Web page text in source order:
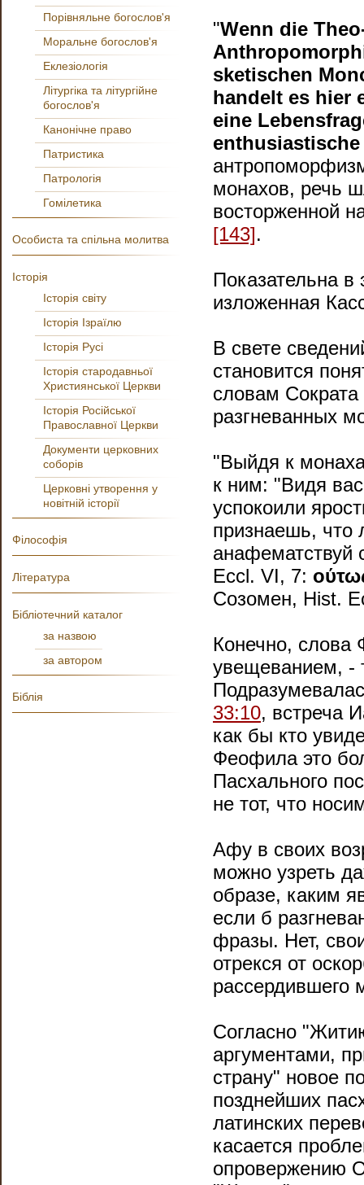
"Wenn die
sketischen
handelt es hier
eine
монахов, речь
восторженной
[143].
Показательна
изложенная
В свете
становится
словам
разгневанных
"Выйдя к
к ним: "Видя
успокоили
признаешь, что
анафематствуй
Eccl. VI, 7:
Созомен, Hist.
Конечно, слова
увещеванием, -
33:10, встреча
как бы кто
Феофила это
Пасхального
не тот, что
Афу в своих
можно узреть
образе, каким
если б
фразы. Нет,
отрекся от
рассердившего
Согласно
аргументами,
страну" новое
позднейших
латинских
касается
опровержению
Порівняльне богослов'я
Моральне богослов'я
Еклезіологія
Літургіка та літургійне
богослов'я
Канонічне право
Патристика
Патрологія
Гомілетика
Особиста та спільна молитва
Історія
Історія світу
Історія Ізраїлю
Історія Русі
Історія стародавньої
Християнської Церкви
Історія Російської
Православної Церкви
Документи церковних
соборів
Церковні утворення у
новітній історії
Філософія
Література
Бібліотечний каталог
за назвою
за автором
Біблія